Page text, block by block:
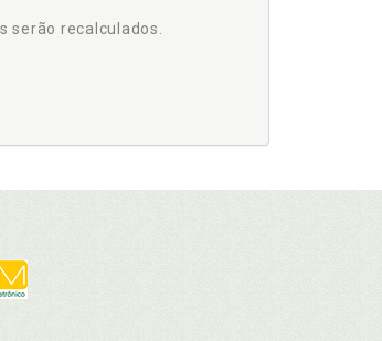
serão recalculados.